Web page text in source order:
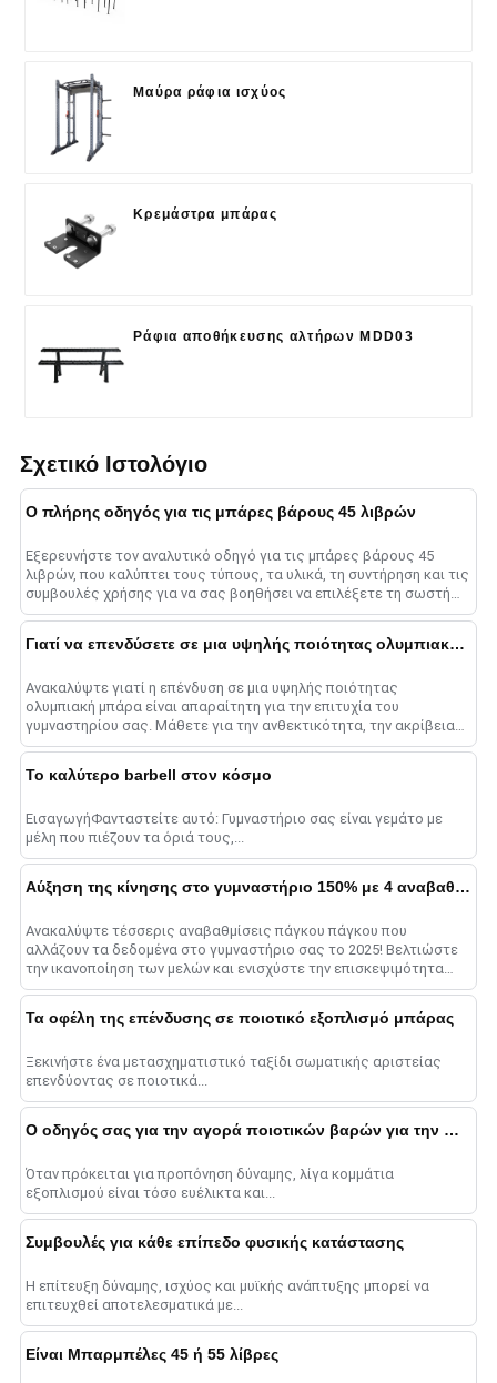
Μαύρα ράφια ισχύος
Κρεμάστρα μπάρας
Ράφια αποθήκευσης αλτήρων MDD03
Σχετικό Ιστολόγιο
Ο πλήρης οδηγός για τις μπάρες βάρους 45 λιβρών
Εξερευνήστε τον αναλυτικό οδηγό για τις μπάρες βάρους 45
λιβρών, που καλύπτει τους τύπους, τα υλικά, τη συντήρηση και τις
συμβουλές χρήσης για να σας βοηθήσει να επιλέξετε τη σωστή
μπάρα για μεγιστοποίηση......
Γιατί να επενδύσετε σε μια υψηλής ποιότητας ολυμπιακή μπάρα;
Ανακαλύψτε γιατί η επένδυση σε μια υψηλής ποιότητας
ολυμπιακή μπάρα είναι απαραίτητη για την επιτυχία του
γυμναστηρίου σας. Μάθετε για την ανθεκτικότητα, την ακρίβεια
και τη στρατηγική της επιχείρησης ......
Το καλύτερο barbell στον κόσμο
ΕισαγωγήΦανταστείτε αυτό: Γυμναστήριο σας είναι γεμάτο με
μέλη που πιέζουν τα όριά τους,...
Αύξηση της κίνησης στο γυμναστήριο 150% με 4 αναβαθμίσεις πάγκου Τύπου πάγκου
Ανακαλύψτε τέσσερις αναβαθμίσεις πάγκου πάγκου που
αλλάζουν τα δεδομένα στο γυμναστήριο σας το 2025! Βελτιώστε
την ικανοποίηση των μελών και ενισχύστε την επισκεψιμότητα
του γυμναστηρίου επενδύοντας σε έξυπνους πάγκους, high-
Τα οφέλη της επένδυσης σε ποιοτικό εξοπλισμό μπάρας
Ξεκινήστε ένα μετασχηματιστικό ταξίδι σωματικής αριστείας
επενδύοντας σε ποιοτικά...
Ο οδηγός σας για την αγορά ποιοτικών βαρών για την προπόνηση δύναμης
Όταν πρόκειται για προπόνηση δύναμης, λίγα κομμάτια
εξοπλισμού είναι τόσο ευέλικτα και...
Συμβουλές για κάθε επίπεδο φυσικής κατάστασης
Η επίτευξη δύναμης, ισχύος και μυϊκής ανάπτυξης μπορεί να
επιτευχθεί αποτελεσματικά με...
Είναι Μπαρμπέλες 45 ή 55 λίβρες